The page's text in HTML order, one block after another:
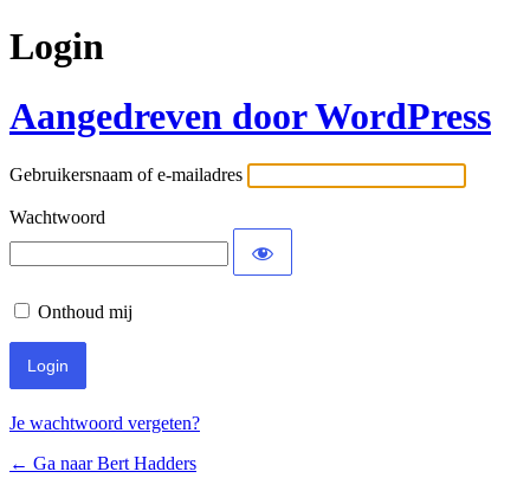
Login
Aangedreven door WordPress
Gebruikersnaam of e-mailadres
Wachtwoord
Onthoud mij
Je wachtwoord vergeten?
← Ga naar Bert Hadders